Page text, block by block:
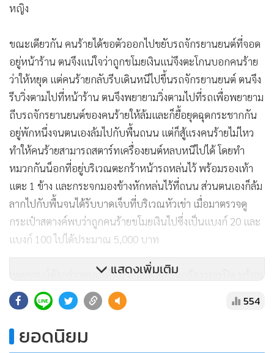
หญิง
ขณะเดียวกัน คนร้ายได้ขอตัวออกไปขยับรถจักรยานยนต์ที่จอด
อยู่หน้าร้าน ตนจึงแน่ใจว่าถูกขโมยเงินแน่จึงตะโกนบอกคนร้าย
ว่าให้หยุด แต่คนร้ายกลับรีบเดินหนีไปขึ้นรถจักรยานยนต์ ตนจึง
รีบวิ่งตามไปที่หน้าร้าน ตนจึงพยายามวิ่งตามไปที่รถเพื่อพยายาม
ถีบรถจักรยานยนต์ของคนร้ายให้ล้มและก็ยื้อยุดฉุดกระชากกัน
อยู่พักหนึ่งจนตนเองล้มไปกับพื้นถนน แต่ก็สู้แรงคนร้ายไม่ไหว
ทำให้คนร้ายสามารถสตาร์ทเครื่องยนต์หลบหนีไปได้ โดยทำ
หมวกกันน็อกที่อยู่บริเวณตะกร้าหน้ารถหล่นไว้ พร้อมรองเท้า
แตะ 1 ข้าง และกระจกมองข้างหักหล่นไว้ที่ถนน ส่วนตนเองก็ล้ม
ลากไปกับพื้นจนได้รับบาดเจ็บที่บริเวณหัวเข่า เมื่อมาตรวจดู
กระเป๋าสตางค์พบว่าถูกคนร้ายขโมยเงินไปซึ่งเป็นแบงก์ 20 และ
แบงก์ 100 ไปได้ประมาณ 5,000 บาท
เหตุการณ์ดังกล่าวตนเองได้นำหลักฐานเป็นกล้องวงจรปิด พร้อม
ของกลางที่คนร้ายทำตกไว้ในที่เกิดเหตุ เข้าแจ้งความบันทึก
ประจำวันไว้ต่อ พ.ต.ท.จักรพันธ์ ธูปะเตมีย์ สว.สอบสวน สถานี
ตำรวจภูธรพระนครศรีอยุธยา แล้วเพื่อให้เร่งติดตามตัวคนร้ายมา
ดำเนินคดีให้ได้โดยเร็วต่อไป
แสดงเพิ่มเติม
554
ยอดนิยม